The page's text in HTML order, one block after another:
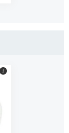
i